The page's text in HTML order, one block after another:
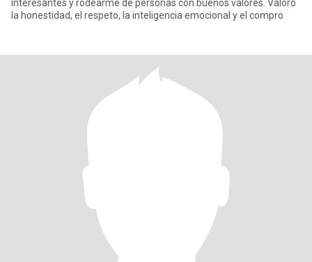
interesantes y rodearme de personas con buenos valores. Valoro
la honestidad, el respeto, la inteligencia emocional y el compro